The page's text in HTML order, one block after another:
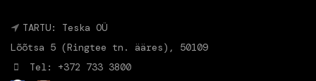
TARTU: Teska OÜ
Lõõtsa 5 (Ringtee tn. ääres), 50109
Tel: +372 733 3800